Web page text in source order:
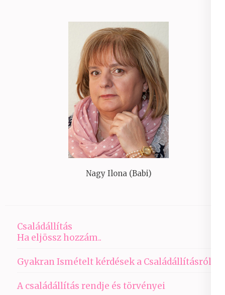
Nagy Ilona (Babi)
Családállítás
Ha eljössz hozzám..
Gyakran Ismételt kérdések a Családállításról
A családállítás rendje és törvényei